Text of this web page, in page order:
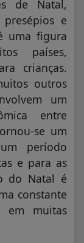
de Natal,
presépios e
uma figura
países,
crianças.
outros
um
entre
se um
período
e para as
do Natal é
constante
em muitas